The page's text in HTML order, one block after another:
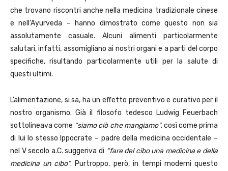
che trovano riscontri anche nella medicina tradizionale cinese
e nell’Ayurveda – hanno dimostrato come questo non sia
assolutamente casuale. Alcuni alimenti particolarmente
salutari, infatti, assomigliano ai nostri organi e a parti del corpo
specifiche, risultando particolarmente utili per la salute di
questi ultimi.
L’alimentazione, si sa, ha un effetto preventivo e curativo per il
nostro organismo. Già il filosofo tedesco Ludwig Feuerbach
sottolineava come “siamo ciò che mangiamo”, così come prima
di lui lo stesso Ippocrate – padre della medicina occidentale –
nel V secolo a.C. suggeriva di “fare del cibo una medicina e della
medicina un cibo”. Purtroppo, però, in tempi moderni questo